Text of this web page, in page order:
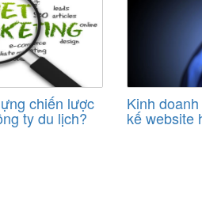
chiến lược
ty du lịch?
Kinh
kế website